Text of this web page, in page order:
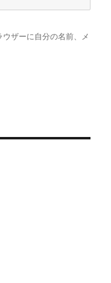
ザーに自分の名前、メ